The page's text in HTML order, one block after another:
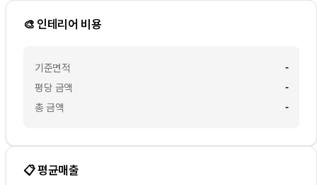
🎨 인테리어 비용
기준면적
평당 금액
총 금액
-
-
-
📋 평균매출